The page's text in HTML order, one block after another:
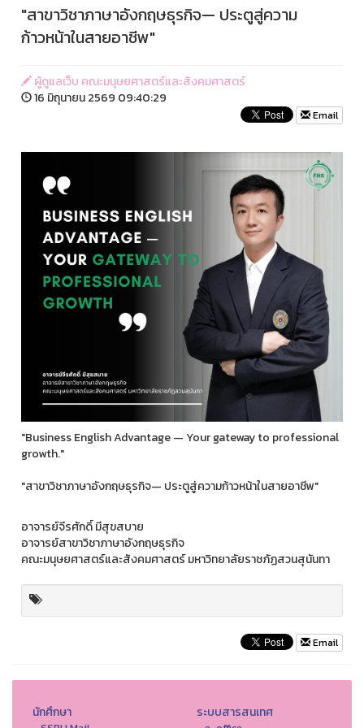
"สาขาวิชาภาษาอังกฤษธุรกิจ— ประตูสู่ความ
ก้าวหน้าในสายอาชีพ"
ผู้ดูแลเว็บ คณะมนุษยศาสตร์และสังคมศาสตร์
16 มิถุนายน 2569 09:40:29
Email
"Business English Advantage — Your gateway to professional
growth."
"สาขาวิชาภาษาอังกฤษธุรกิจ— ประตูสู่ความก้าวหน้าในสายอาชีพ"
อาจารย์จีรศักดิ์ มีสุขสบาย
อาจารย์สาขาวิชาภาษาอังกฤษธุรกิจ
คณะมนุษยศาสตร์และสังคมศาสตร์ มหาวิทยาลัยราชภัฏสวนสุนันทา
Email
นักศึกษา ระบบสารสนเทศ